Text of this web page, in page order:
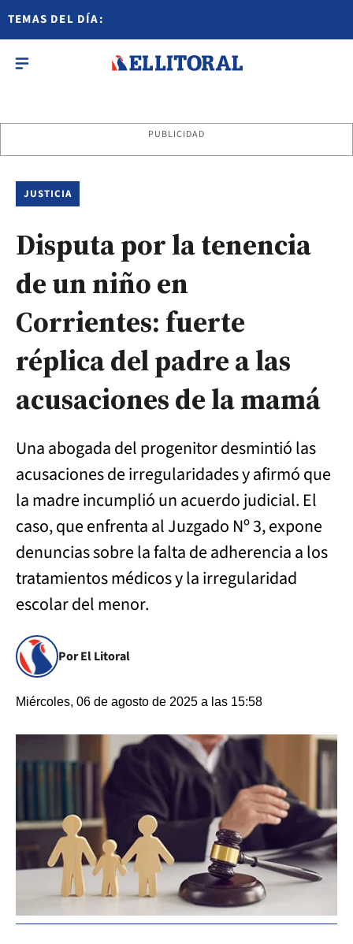
TEMAS DEL DÍA:
PUBLICIDAD
JUSTICIA
Disputa por la tenencia
de un niño en
Corrientes: fuerte
réplica del padre a las
acusaciones de la mamá
Una abogada del progenitor desmintió las
acusaciones de irregularidades y afirmó que
la madre incumplió un acuerdo judicial. El
caso, que enfrenta al Juzgado Nº 3, expone
denuncias sobre la falta de adherencia a los
tratamientos médicos y la irregularidad
escolar del menor.
Por El Litoral
Miércoles, 06 de agosto de 2025 a las 15:58